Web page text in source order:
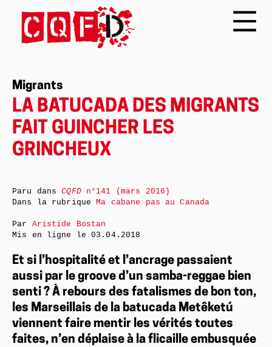
Migrants
LA BATUCADA DES MIGRANTS
FAIT GUINCHER LES
GRINCHEUX
Et si l’hospitalité et l’ancrage passaient
aussi par le groove d’un samba-reggae bien
senti ? À rebours des fatalismes de bon ton,
les Marseillais de la batucada Metêketú
viennent faire mentir les vérités toutes
faites, n’en déplaise à la flicaille embusquée
Paru dansCQFDn°141 (mars 2016)
Dans la rubriqueMa cabane pas au Canada
Par Aristide Bostan
Mis en ligne le03.04.2018